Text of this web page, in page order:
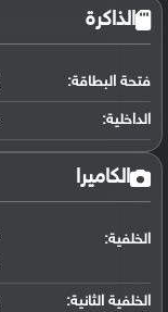
الذاكرة
فتحة البطاقة:
الداخلية:
الكاميرا
الخلفية:
الخلفية الثانية: